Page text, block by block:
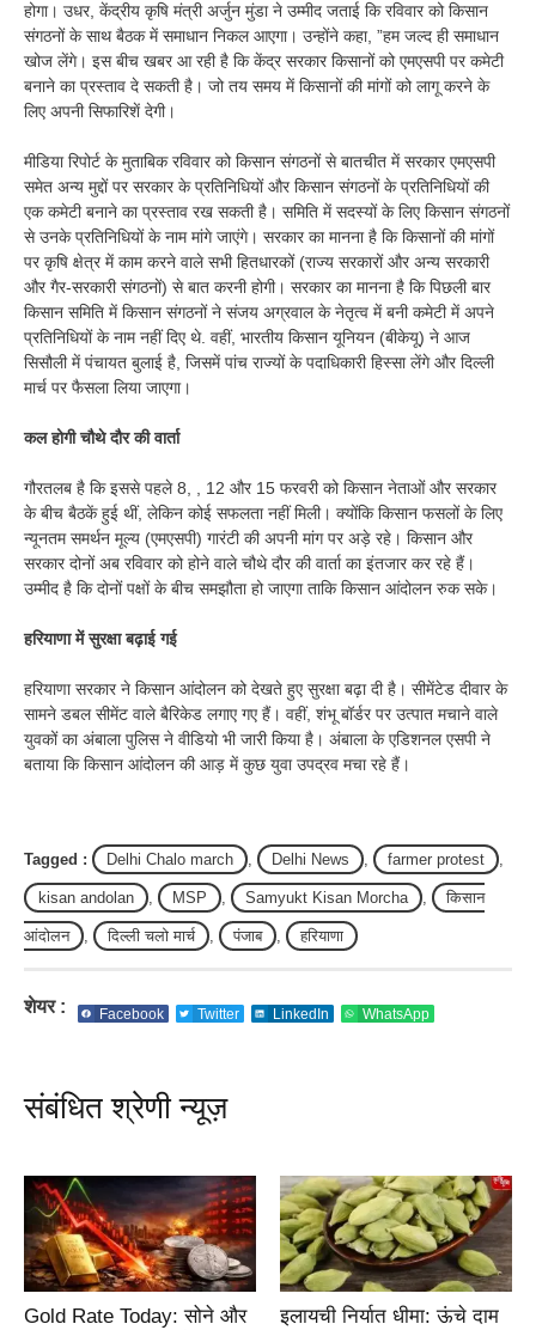
होगा। उधर, केंद्रीय कृषि मंत्री अर्जुन मुंडा ने उम्मीद जताई कि रविवार को किसान
संगठनों के साथ बैठक में समाधान निकल आएगा। उन्होंने कहा, ”हम जल्द ही समाधान
खोज लेंगे। इस बीच खबर आ रही है कि केंद्र सरकार किसानों को एमएसपी पर कमेटी
बनाने का प्रस्ताव दे सकती है। जो तय समय में किसानों की मांगों को लागू करने के
लिए अपनी सिफारिशें देगी।
मीडिया रिपोर्ट के मुताबिक रविवार को किसान संगठनों से बातचीत में सरकार एमएसपी
समेत अन्य मुद्दों पर सरकार के प्रतिनिधियों और किसान संगठनों के प्रतिनिधियों की
एक कमेटी बनाने का प्रस्ताव रख सकती है। समिति में सदस्यों के लिए किसान संगठनों
से उनके प्रतिनिधियों के नाम मांगे जाएंगे। सरकार का मानना है कि किसानों की मांगों
पर कृषि क्षेत्र में काम करने वाले सभी हितधारकों (राज्य सरकारों और अन्य सरकारी
और गैर-सरकारी संगठनों) से बात करनी होगी। सरकार का मानना है कि पिछली बार
किसान समिति में किसान संगठनों ने संजय अग्रवाल के नेतृत्व में बनी कमेटी में अपने
प्रतिनिधियों के नाम नहीं दिए थे. वहीं, भारतीय किसान यूनियन (बीकेयू) ने आज
सिसौली में पंचायत बुलाई है, जिसमें पांच राज्यों के पदाधिकारी हिस्सा लेंगे और दिल्ली
मार्च पर फैसला लिया जाएगा।
कल होगी चौथे दौर की वार्ता
गौरतलब है कि इससे पहले 8, , 12 और 15 फरवरी को किसान नेताओं और सरकार
के बीच बैठकें हुई थीं, लेकिन कोई सफलता नहीं मिली। क्योंकि किसान फसलों के लिए
न्यूनतम समर्थन मूल्य (एमएसपी) गारंटी की अपनी मांग पर अड़े रहे। किसान और
सरकार दोनों अब रविवार को होने वाले चौथे दौर की वार्ता का इंतजार कर रहे हैं।
उम्मीद है कि दोनों पक्षों के बीच समझौता हो जाएगा ताकि किसान आंदोलन रुक सके।
हरियाणा में सुरक्षा बढ़ाई गई
हरियाणा सरकार ने किसान आंदोलन को देखते हुए सुरक्षा बढ़ा दी है। सीमेंटेड दीवार के
सामने डबल सीमेंट वाले बैरिकेड लगाए गए हैं। वहीं, शंभू बॉर्डर पर उत्पात मचाने वाले
युवकों का अंबाला पुलिस ने वीडियो भी जारी किया है। अंबाला के एडिशनल एसपी ने
बताया कि किसान आंदोलन की आड़ में कुछ युवा उपद्रव मचा रहे हैं।
Tagged : Delhi Chalo march , Delhi News , farmer protest ,
kisan andolan , MSP , Samyukt Kisan Morcha , किसान
आंदोलन , दिल्ली चलो मार्च , पंजाब , हरियाणा
शेयर : Facebook Twitter LinkedIn WhatsApp
संबंधित श्रेणी न्यूज़
Gold Rate Today: सोने और
इलायची निर्यात धीमा: ऊंचे दाम